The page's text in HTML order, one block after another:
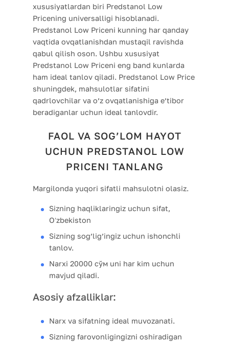
xususiyatlardan biri Predstanol Low
Pricening universalligi hisoblanadi.
Predstanol Low Priceni kunning har qanday
vaqtida ovqatlanishdan mustaqil ravishda
qabul qilish oson. Ushbu xususiyat
Predstanol Low Priceni eng band kunlarda
ham ideal tanlov qiladi. Predstanol Low Price
shuningdek, mahsulotlar sifatini
qadrlovchilar va o’z ovqatlanishiga e’tibor
beradiganlar uchun ideal tanlovdir.
FAOL VA SOG’LOM HAYOT
UCHUN PREDSTANOL LOW
PRICENI TANLANG
Margilonda yuqori sifatli mahsulotni olasiz.
Sizning haqliklaringiz uchun sifat,
Oʻzbekiston
Sizning sog’lig’ingiz uchun ishonchli
tanlov.
Narxi 20000 сўм uni har kim uchun
mavjud qiladi.
Asosiy afzalliklar:
Narx va sifatning ideal muvozanati.
Sizning farovonligingizni oshiradigan